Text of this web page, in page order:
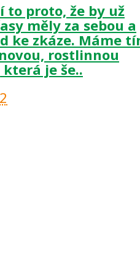
to proto, že by už
měly za sebou a
ke zkáze. Máme
rostlinnou
je še..